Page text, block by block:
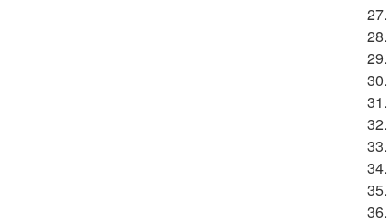
27.
28.
29.
30.
31.
32.
33.
34.
35.
36.